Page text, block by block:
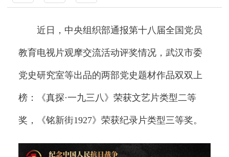
近日，中央组织部通报第十八届全国党员
教育电视片观摩交流活动评奖情况，武汉市委
党史研究室等出品的两部党史题材作品双双上
榜：《真探·一九三八》荣获文艺片类型二等
奖，《铭新街1927》荣获纪录片类型三等奖。